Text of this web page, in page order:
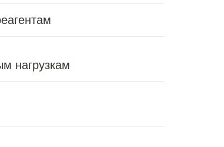
нагрузкам